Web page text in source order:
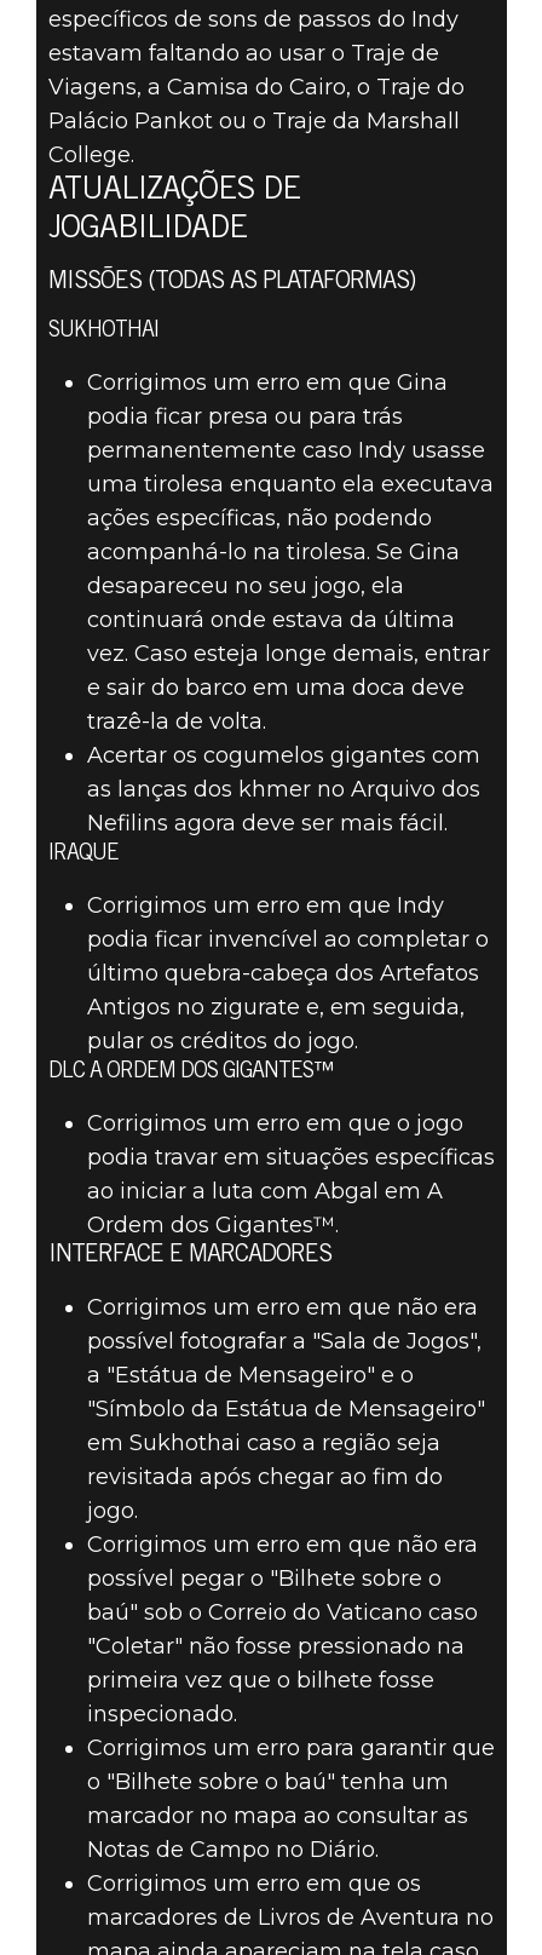
específicos de sons de passos do Indy
estavam faltando ao usar o Traje de
Viagens, a Camisa do Cairo, o Traje do
Palácio Pankot ou o Traje da Marshall
College.
ATUALIZAÇÕES DE
JOGABILIDADE
MISSÕES (TODAS AS PLATAFORMAS)
SUKHOTHAI
Corrigimos um erro em que Gina
podia ficar presa ou para trás
permanentemente caso Indy usasse
uma tirolesa enquanto ela executava
ações específicas, não podendo
acompanhá-lo na tirolesa. Se Gina
desapareceu no seu jogo, ela
continuará onde estava da última
vez. Caso esteja longe demais, entrar
e sair do barco em uma doca deve
trazê-la de volta.
Acertar os cogumelos gigantes com
as lanças dos khmer no Arquivo dos
Nefilins agora deve ser mais fácil.
IRAQUE
Corrigimos um erro em que Indy
podia ficar invencível ao completar o
último quebra-cabeça dos Artefatos
Antigos no zigurate e, em seguida,
pular os créditos do jogo.
DLC A ORDEM DOS GIGANTES™
Corrigimos um erro em que o jogo
podia travar em situações específicas
ao iniciar a luta com Abgal em A
Ordem dos Gigantes™.
INTERFACE E MARCADORES
Corrigimos um erro em que não era
possível fotografar a "Sala de Jogos",
a "Estátua de Mensageiro" e o
"Símbolo da Estátua de Mensageiro"
em Sukhothai caso a região seja
revisitada após chegar ao fim do
jogo.
Corrigimos um erro em que não era
possível pegar o "Bilhete sobre o
baú" sob o Correio do Vaticano caso
"Coletar" não fosse pressionado na
primeira vez que o bilhete fosse
inspecionado.
Corrigimos um erro para garantir que
o "Bilhete sobre o baú" tenha um
marcador no mapa ao consultar as
Notas de Campo no Diário.
Corrigimos um erro em que os
marcadores de Livros de Aventura no